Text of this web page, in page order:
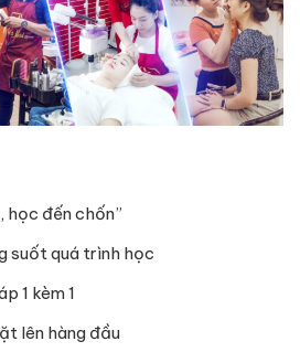
học đến chốn”
suốt quá trình học
1 kèm 1
lên hàng đầu